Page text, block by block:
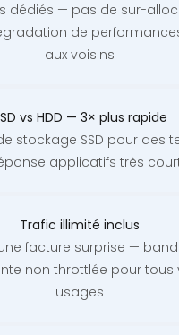
dédiés — pas de sur-
de
aux voisins
vs HDD — 3× plus rapide
stockage SSD pour des
applicatifs très
Trafic illimité inclus
facture surprise —
non throttlée pour tous
usages